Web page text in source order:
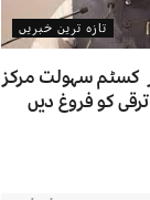
تازہ ترین خبریں
اور کسٹم سہولت مرکز
کو فروغ دیں